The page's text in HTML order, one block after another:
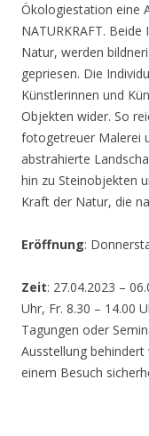
Ökologiestation eine
NATURKRAFT.
Natur, werden
gepriesen. Die
Künstlerinnen und
Objekten wider. So
fotogetreuer Malerei
abstrahierte
hin zu Steinobjekten
Kraft der Natur, die
Eröffnung:
Zeit: 27.04.2023 –
Uhr, Fr. 8.30 – 14.00
Tagungen oder
Ausstellung
einem Besuch